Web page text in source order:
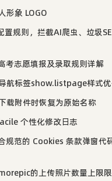
形象 LOGO
规则，拦截AI爬虫、垃圾
考志愿填报及录取规则详解
航标签show.listpage样式
载附件时恢复为原始名称
个性化修改日志
规范的 Cookies 条款弹窗代
的上传照片数量上限